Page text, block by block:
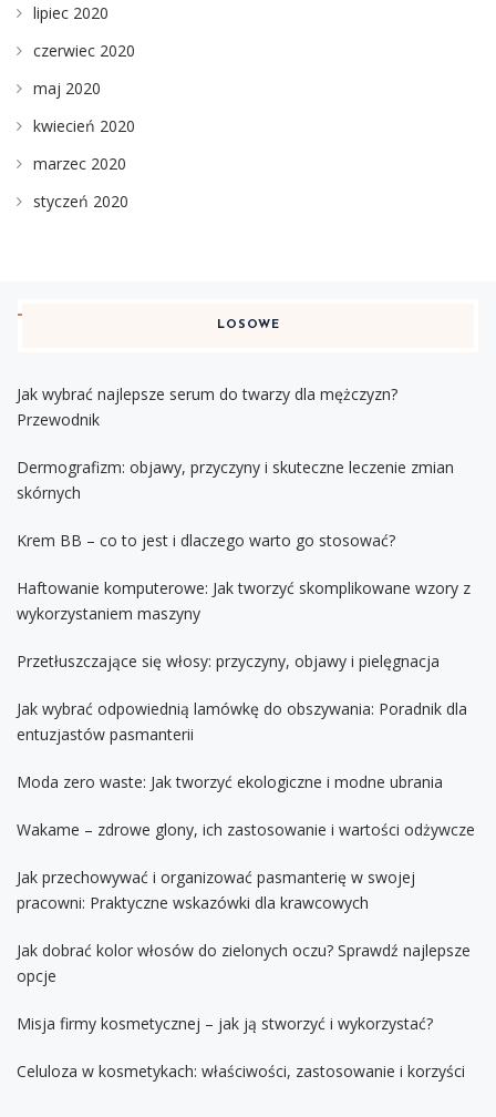
lipiec 2020
czerwiec 2020
maj 2020
kwiecień 2020
marzec 2020
styczeń 2020
LOSOWE
Jak wybrać najlepsze serum do twarzy dla mężczyzn?
Przewodnik
Dermografizm: objawy, przyczyny i skuteczne leczenie zmian
skórnych
Krem BB – co to jest i dlaczego warto go stosować?
Haftowanie komputerowe: Jak tworzyć skomplikowane wzory z
wykorzystaniem maszyny
Przetłuszczające się włosy: przyczyny, objawy i pielęgnacja
Jak wybrać odpowiednią lamówkę do obszywania: Poradnik dla
entuzjastów pasmanterii
Moda zero waste: Jak tworzyć ekologiczne i modne ubrania
Wakame – zdrowe glony, ich zastosowanie i wartości odżywcze
Jak przechowywać i organizować pasmanterię w swojej
pracowni: Praktyczne wskazówki dla krawcowych
Jak dobrać kolor włosów do zielonych oczu? Sprawdź najlepsze
opcje
Misja firmy kosmetycznej – jak ją stworzyć i wykorzystać?
Celuloza w kosmetykach: właściwości, zastosowanie i korzyści